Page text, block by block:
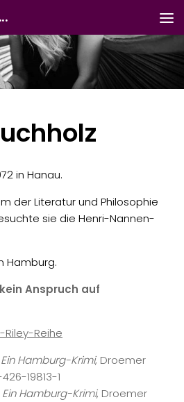
in Hanau.
der Literatur und Philosophie
sie die Henri-Nannen-
Hamburg.
Anspruch auf
Reihe
Hamburg-Krimi, Droemer
19813-1
Hamburg-Krimi, Droemer